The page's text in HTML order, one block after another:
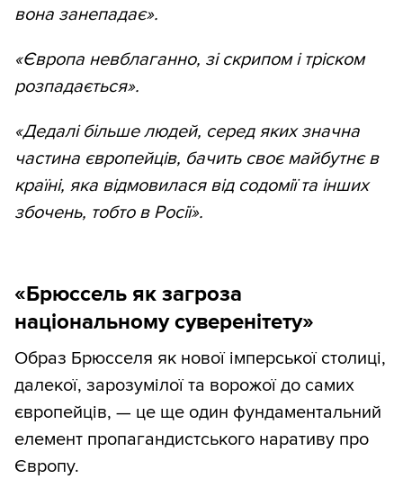
вона занепадає».
«Європа невблаганно, зі скрипом і тріском
розпадається».
«Дедалі більше людей, серед яких значна
частина європейців, бачить своє майбутнє в
країні, яка відмовилася від содомії та інших
збочень, тобто в Росії».
«Брюссель як загроза
національному суверенітету»
Образ Брюсселя як нової імперської столиці,
далекої, зарозумілої та ворожої до самих
європейців, — це ще один фундаментальний
елемент пропагандистського наративу про
Європу.